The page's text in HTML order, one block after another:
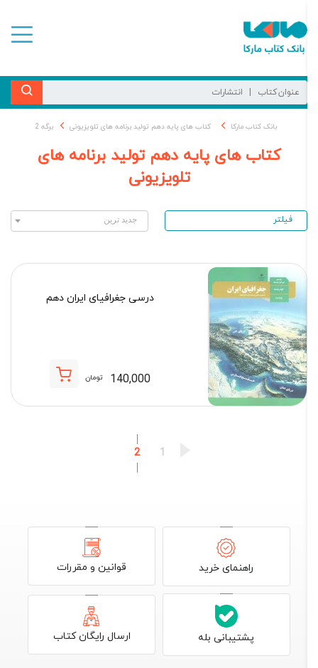
بانک کتاب مارکا کتاب های پایه دهم تولید برنامه های تلویزیونی برگه 2
کتاب های پایه دهم تولید برنامه های
تلویزیونی
فیلتر
درسی جغرافیای ایران دهم
140,000 تومان
راهنمای خرید قوانین و مقررات
پشتیبانی بله ارسال رایگان کتاب